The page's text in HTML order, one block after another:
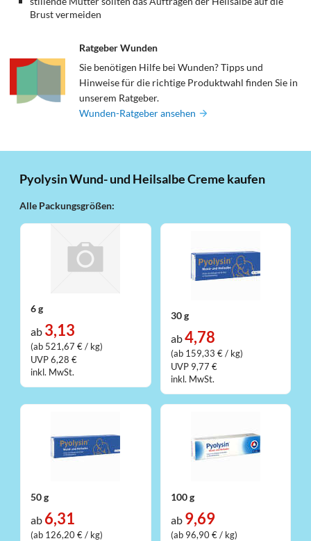
Brust vermeiden
Ratgeber Wunden
Sie benötigen Hilfe bei Wunden? Tipps und
Hinweise für die richtige Produktwahl finden Sie in
unserem Ratgeber.
Wunden-Ratgeber ansehen
Pyolysin Wund- und Heilsalbe Creme kaufen
Alle Packungsgrößen:
6 g
ab 3,13
(ab 521,67 € / kg)
UVP 6,28 €
inkl. MwSt.
30 g
ab4,78
(ab 159,33 € / kg)
UVP 9,77 €
inkl. MwSt.
50 g
ab 6,31
(ab 126,20 € / kg)
100 g
ab 9,69
(ab 96,90 € / kg)